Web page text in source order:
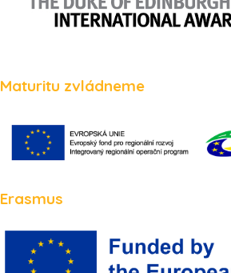
Maturitu zvládneme
Erasmus